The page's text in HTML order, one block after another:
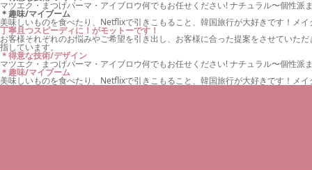
マツエク・まつげパーマ・アイブロウ何でもお任せください! ナチュラル〜個性
＊趣味/マイブーム
美味しいものを食べたり、Netflixで引きこもること、韓国旅行が大好きです！メ
丁寧且つスピーディに！がモットーです！
お客様それぞれのお悩みやご希望を引き出し、お客様に合った提案をさせていた
指しています。
＊得意な技術/デザイン
マツエク・まつげパーマ・アイブロウ何でもお任せください! ナチュラル〜個性
＊趣味/マイブーム
美味しいものを食べたり、Netflixで引きこもること、韓国旅行が大好きです！メ